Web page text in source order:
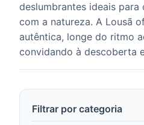
deslumbrantes ideais
com a natureza. A Lousã
autêntica, longe do ritmo
convidando à descoberta
Filtrar por categoria